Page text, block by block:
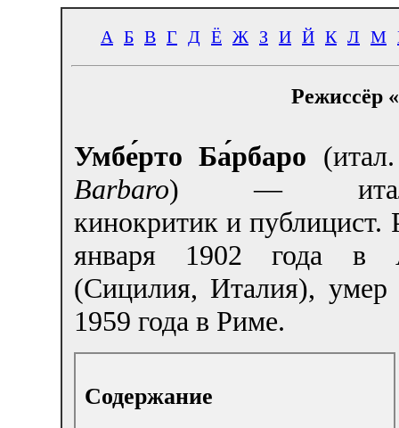
А Б В Г Д Ё Ж З И Й К Л М
Режиссёр
Умбе́рто Ба́рбаро
Barbaro) —
кинокритик и публицист.
января 1902 года в
(Сицилия, Италия), умер
1959 года в Риме.
Содержание